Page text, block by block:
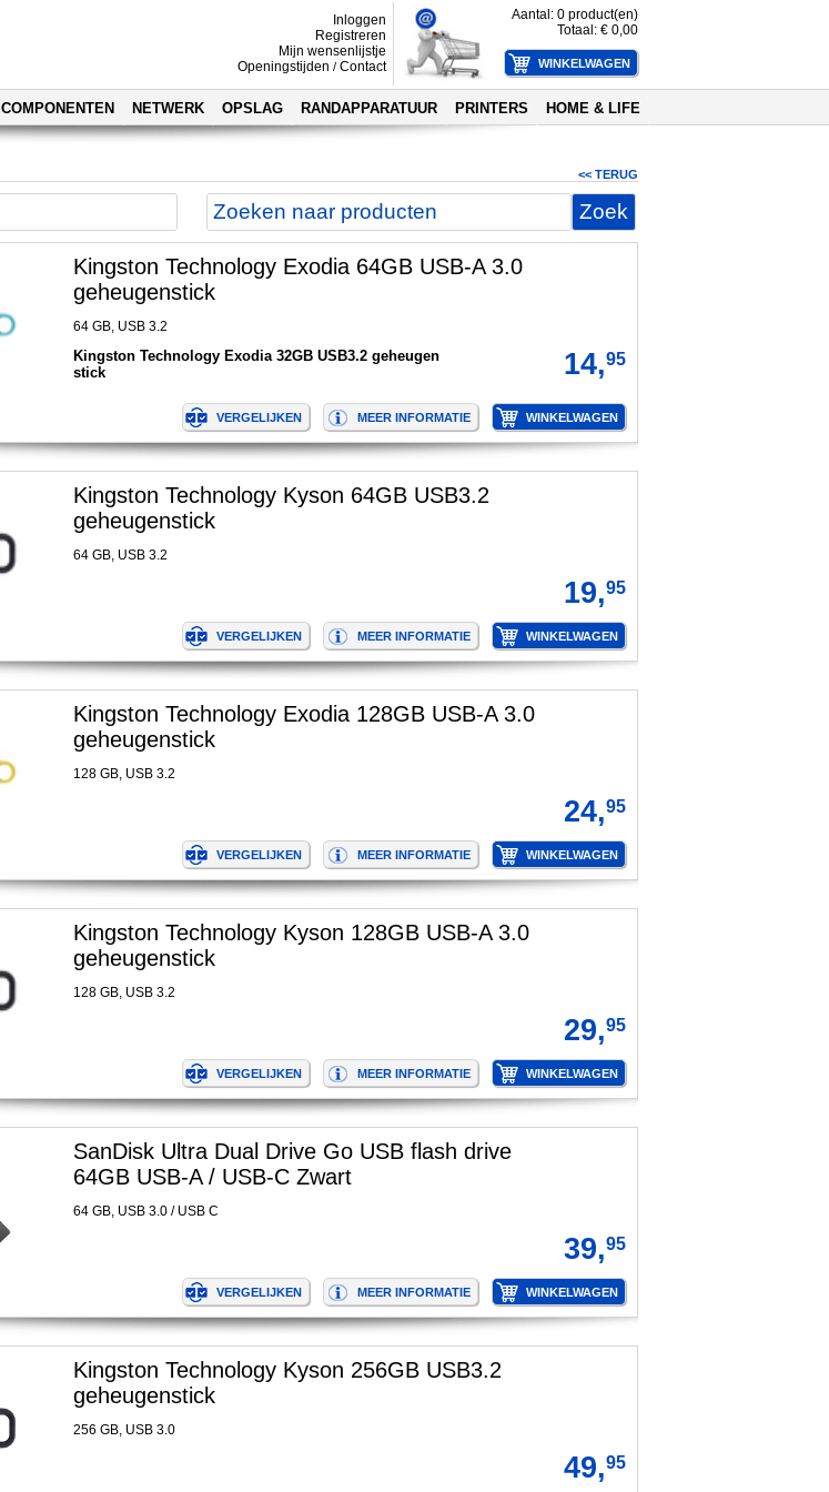
Inloggen
Registreren
Mijn wensenlijstje
Openingstijden / Contact
Aantal: 0 product(en)
Totaal: € 0,00
COMPONENTEN NETWERK OPSLAG RANDAPPARATUUR PRINTERS HOME & LIFE
<< TERUG
Kingston Technology Exodia 64GB USB-A 3.0
geheugenstick
64 GB, USB 3.2
Kingston Technology Exodia 32GB USB3.2 geheugen
stick
14,95
Kingston Technology Kyson 64GB USB3.2
geheugenstick
64 GB, USB 3.2
19,95
Kingston Technology Exodia 128GB USB-A 3.0
geheugenstick
128 GB, USB 3.2
24,95
Kingston Technology Kyson 128GB USB-A 3.0
geheugenstick
128 GB, USB 3.2
29,95
SanDisk Ultra Dual Drive Go USB flash drive
64GB USB-A / USB-C Zwart
64 GB, USB 3.0 / USB C
39,95
Kingston Technology Kyson 256GB USB3.2
geheugenstick
256 GB, USB 3.0
49,95